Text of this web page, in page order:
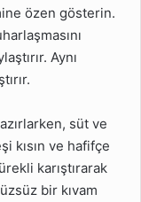
özen gösterin.
Aynı
süt ve
kısın ve hafifçe
karıştırarak
bir kıvam